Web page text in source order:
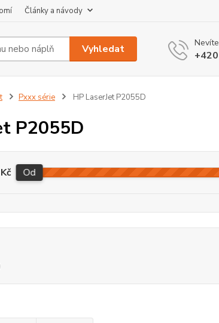
Články a návody
Vyhledat
Pxxx série HP LaserJet P2055D
P2055D
Kč Od